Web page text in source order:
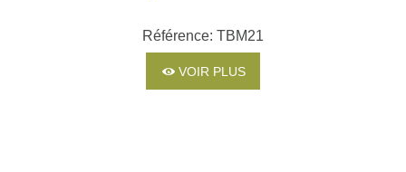
Référence: TBM21
VOIR PLUS